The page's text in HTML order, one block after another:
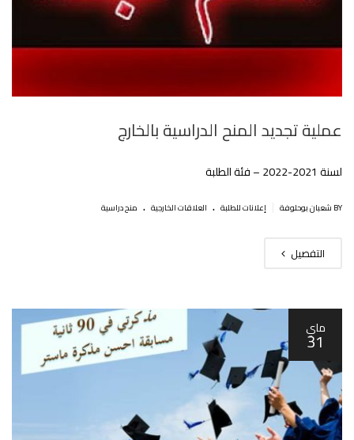
عملية تجديد المنح الدراسية بالخارج
لسنة 2021-2022 – فئة الطلبة
BY شعبان بوحلوفة إعلانات للطلبة . العلاقات الخارجية . منح دراسية
التفصيل
ماي
31